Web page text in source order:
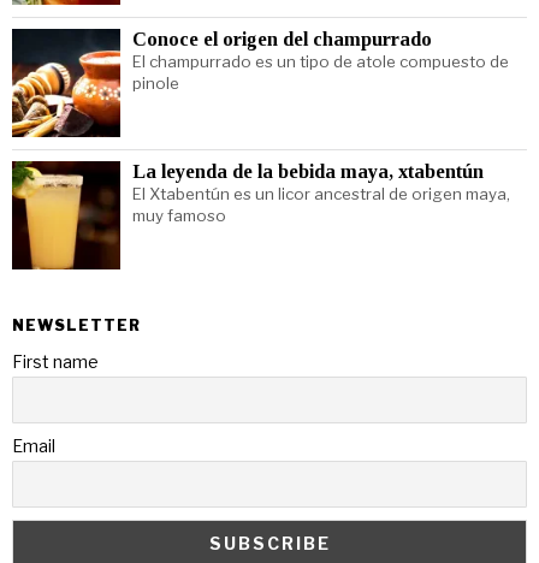
Conoce el origen del champurrado
El champurrado es un tipo de atole compuesto de
pinole
La leyenda de la bebida maya, xtabentún
El Xtabentún es un licor ancestral de origen maya,
muy famoso
NEWSLETTER
First name
Email